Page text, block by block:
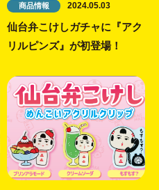
商品情報 2024.05.03
仙台弁こけしガチャに『アク
リルピンズ』が初登場！